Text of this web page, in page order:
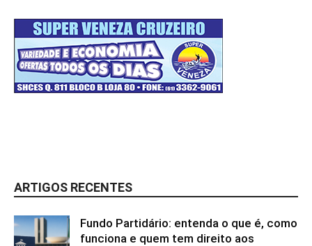
ARTIGOS RECENTES
Fundo Partidário: entenda o que é, como
funciona e quem tem direito aos